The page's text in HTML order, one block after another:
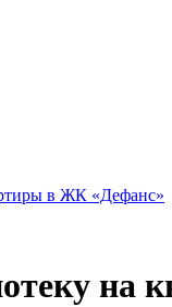
в ЖК «Дефанс»